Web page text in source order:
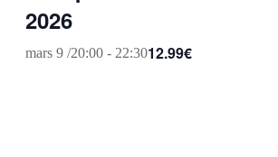
2026
mars 9 /20:00 - 22:3012.99€